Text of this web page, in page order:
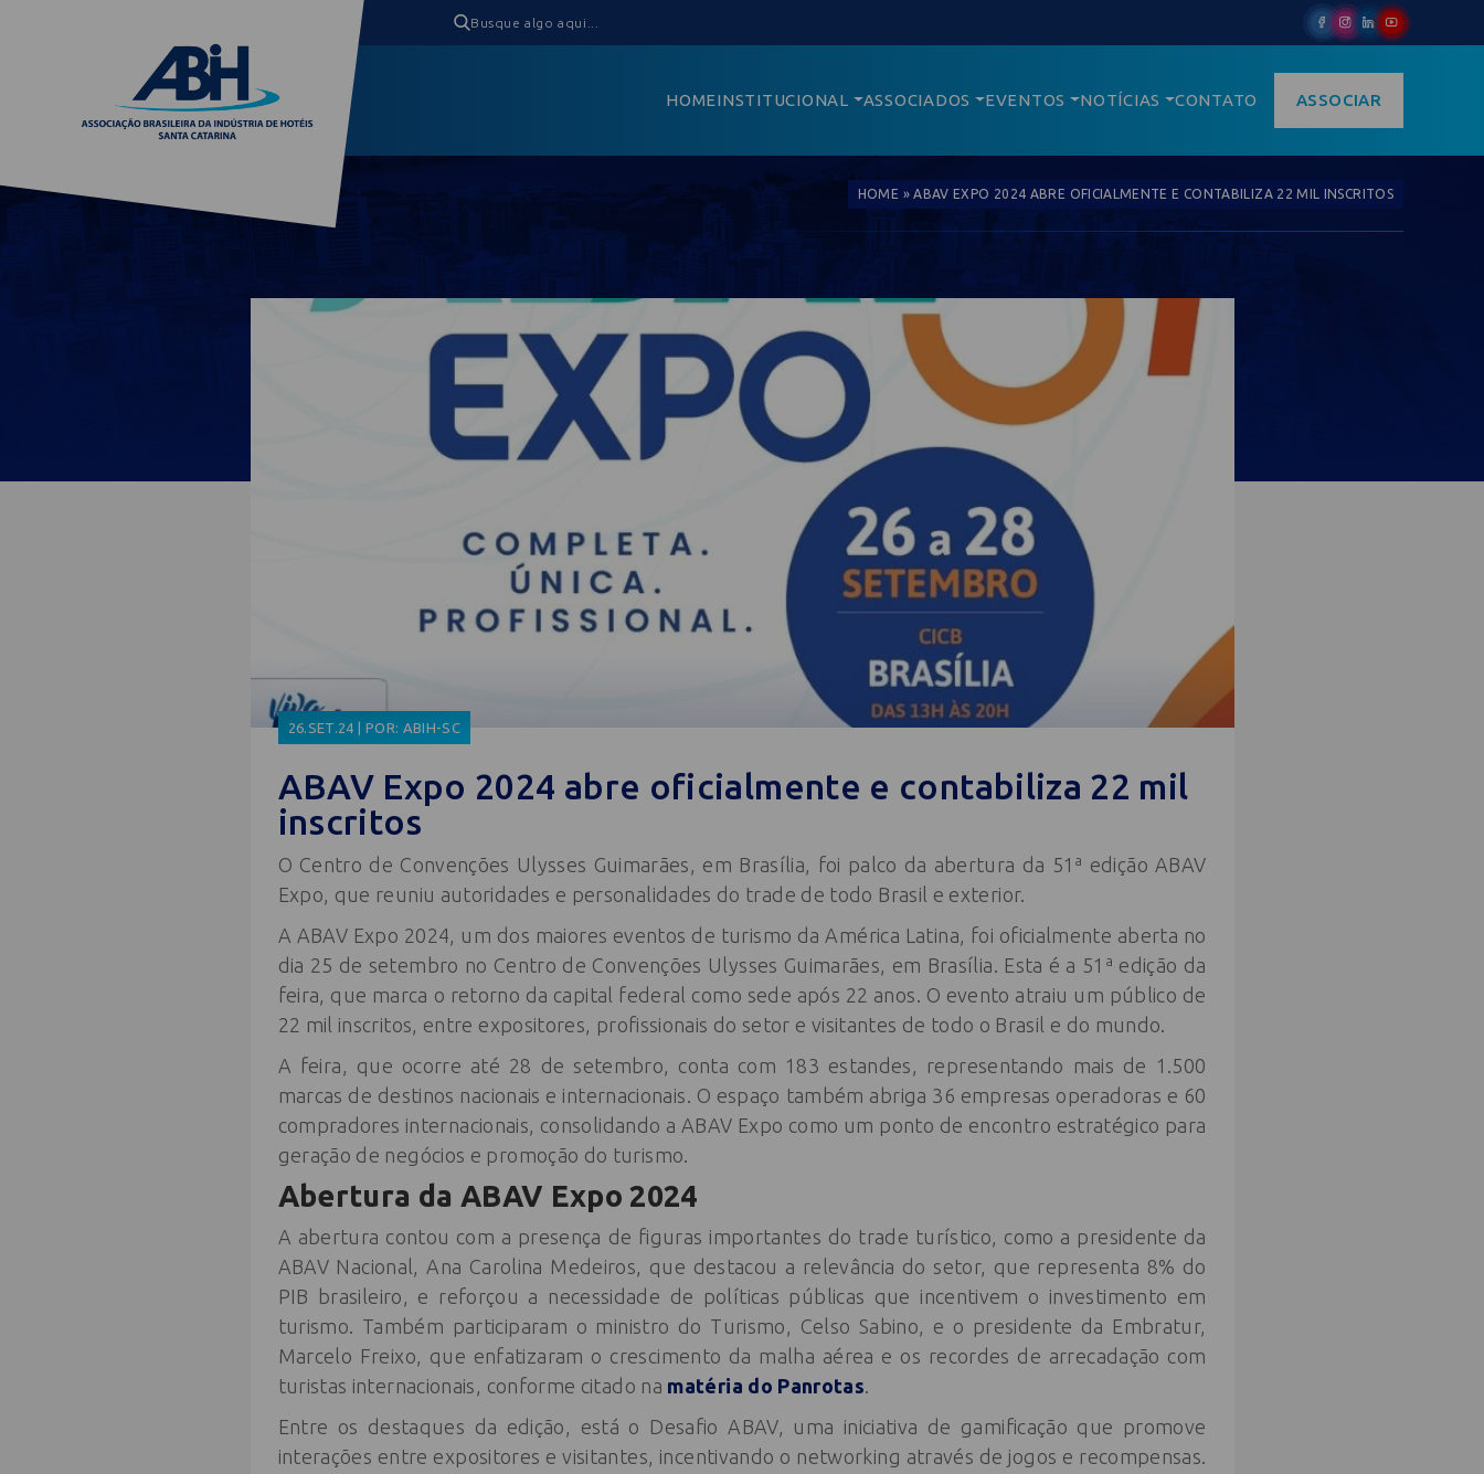
HOMEINSTITUCIONAL ASSOCIADOS EVENTOS NOTÍCIAS CONTATO ASSOCIAR
HOME »ABAV EXPO 2024 ABRE OFICIALMENTE E CONTABILIZA 22 MIL INSCRITOS
26.SET.24 | POR: ABIH-SC
ABAV Expo 2024 abre oficialmente e contabiliza 22 mil
inscritos
O Centro de Convenções Ulysses Guimarães, em Brasília, foi palco da abertura da 51ª edição ABAV
Expo, que reuniu autoridades e personalidades do trade de todo Brasil e exterior.
A ABAV Expo 2024, um dos maiores eventos de turismo da América Latina, foi oficialmente aberta no
dia 25 de setembro no Centro de Convenções Ulysses Guimarães, em Brasília. Esta é a 51ª edição da
feira, que marca o retorno da capital federal como sede após 22 anos. O evento atraiu um público de
22 mil inscritos, entre expositores, profissionais do setor e visitantes de todo o Brasil e do mundo.
A feira, que ocorre até 28 de setembro, conta com 183 estandes, representando mais de 1.500
marcas de destinos nacionais e internacionais. O espaço também abriga 36 empresas operadoras e 60
compradores internacionais, consolidando a ABAV Expo como um ponto de encontro estratégico para
geração de negócios e promoção do turismo.
Abertura da ABAV Expo 2024
A abertura contou com a presença de figuras importantes do trade turístico, como a presidente da
ABAV Nacional, Ana Carolina Medeiros, que destacou a relevância do setor, que representa 8% do
PIB brasileiro, e reforçou a necessidade de políticas públicas que incentivem o investimento em
turismo. Também participaram o ministro do Turismo, Celso Sabino, e o presidente da Embratur,
Marcelo Freixo, que enfatizaram o crescimento da malha aérea e os recordes de arrecadação com
turistas internacionais, conforme citado na matéria do Panrotas.
Entre os destaques da edição, está o Desafio ABAV, uma iniciativa de gamificação que promove
interações entre expositores e visitantes, incentivando o networking através de jogos e recompensas.